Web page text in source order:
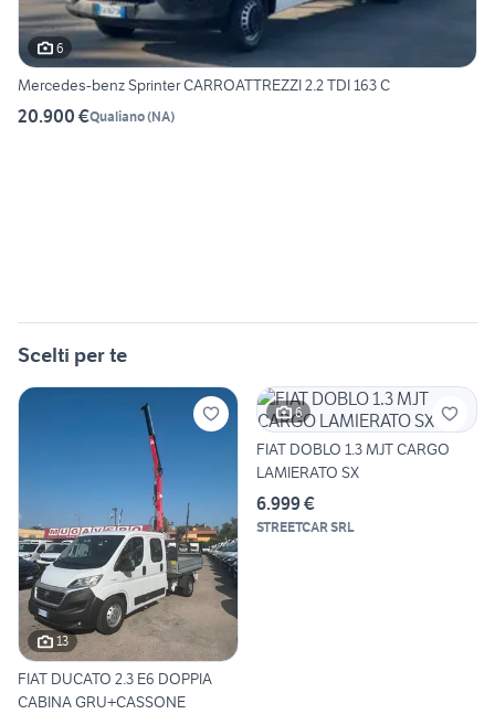
6
Mercedes-benz Sprinter CARROATTREZZI 2.2 TDI 163 C
20.900 €Qualiano(NA)
Scelti per te
13
FIAT DUCATO 2.3 E6 DOPPIA
CABINA GRU+CASSONE
6
FIAT DOBLO 1.3 MJT CARGO
LAMIERATO SX
6.999 €
STREETCAR SRL